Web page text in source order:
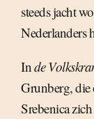
steeds jacht
Nederlanders
In de
Grunberg, die
Srebenica